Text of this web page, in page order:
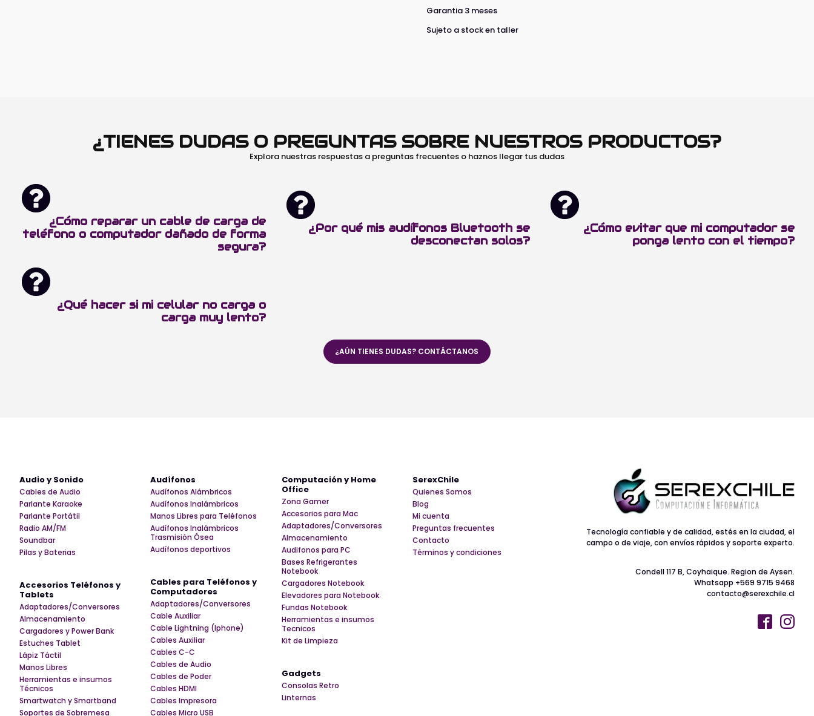
Garantia 3 meses
Sujeto a stock en taller
¿TIENES DUDAS O PREGUNTAS SOBRE NUESTROS PRODUCTOS?
Explora nuestras respuestas a preguntas frecuentes o haznos llegar tus dudas
¿Cómo reparar un cable de carga de
teléfono o computador dañado de forma
segura?
¿Por qué mis audífonos Bluetooth se
desconectan solos?
¿Cómo evitar que mi computador se
ponga lento con el tiempo?
¿Qué hacer si mi celular no carga o
carga muy lento?
¿AÚN TIENES DUDAS? CONTÁCTANOS
Audio y Sonido
Cables de Audio
Parlante Karaoke
Parlante Portátil
Radio AM/FM
Soundbar
Pilas y Baterias
Accesorios Teléfonos y
Tablets
Adaptadores/Conversores
Almacenamiento
Cargadores y Power Bank
Estuches Tablet
Lápiz Táctil
Manos Libres
Herramientas e insumos
Técnicos
Smartwatch y Smartband
Soportes de Sobremesa
Audífonos
Audífonos Alámbricos
Audífonos Inalámbricos
Manos Libres para Teléfonos
Audífonos Inalámbricos
Trasmisión Ósea
Audífonos deportivos
Cables para Teléfonos y
Computadores
Adaptadores/Conversores
Cable Auxiliar
Cable Lightning (Iphone)
Cables Auxiliar
Cables C-C
Cables de Audio
Cables de Poder
Cables HDMI
Cables Impresora
Cables Micro USB
Computación y Home
Office
Zona Gamer
Accesorios para Mac
Adaptadores/Conversores
Almacenamiento
Audifonos para PC
Bases Refrigerantes
Notebook
Cargadores Notebook
Elevadores para Notebook
Fundas Notebook
Herramientas e insumos
Tecnicos
Kit de Limpieza
Gadgets
Consolas Retro
Linternas
SerexChile
Quienes Somos
Blog
Mi cuenta
Preguntas frecuentes
Contacto
Términos y condiciones
Tecnología confiable y de calidad, estés en la ciudad, el
campo o de viaje, con envíos rápidos y soporte experto.
Condell 117 B, Coyhaique. Region de Aysen.
Whatsapp +569 9715 9468
contacto@serexchile.cl